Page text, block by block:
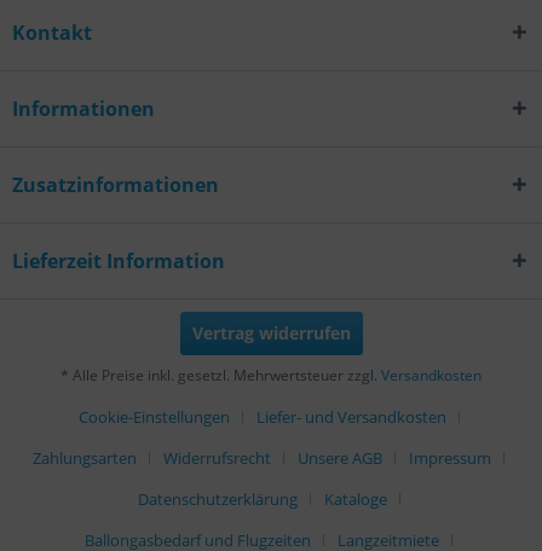
Kontakt
Informationen
Zusatzinformationen
Lieferzeit Information
Vertrag widerrufen
* Alle Preise inkl. gesetzl. Mehrwertsteuer zzgl. Versandkosten
Cookie-Einstellungen
Liefer- und Versandkosten
Zahlungsarten
Widerrufsrecht Unsere AGB
Impressum
Datenschutzerklärung
Kataloge
Ballongasbedarf und Flugzeiten
Langzeitmiete